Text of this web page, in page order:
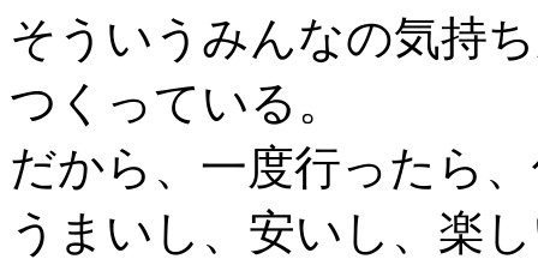
そういうみんなの気持
つくっている。
だから、一度行ったら
うまいし、安いし、楽